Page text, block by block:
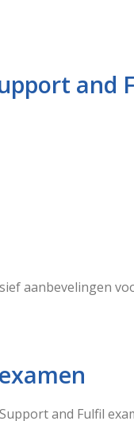
and
aanbevelingen
and Fulfil